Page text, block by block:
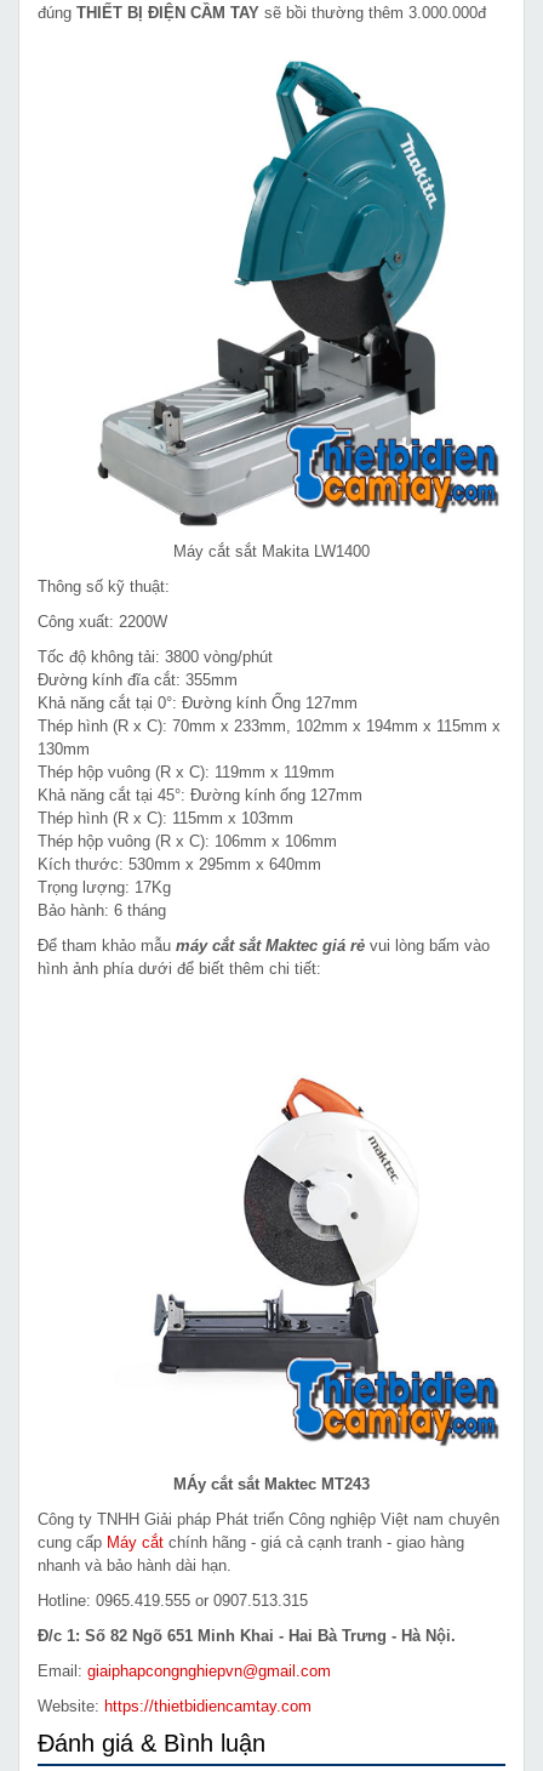
đúng THIẾT BỊ ĐIỆN CẦM TAY sẽ bồi thường thêm 3.000.000đ
Máy cắt sắt Makita LW1400
Thông số kỹ thuật:
Công xuất: 2200W
Tốc độ không tải: 3800 vòng/phút
Đường kính đĩa cắt: 355mm
Khả năng cắt tại 0°: Đường kính Ống 127mm
Thép hình (R x C): 70mm x 233mm, 102mm x 194mm x 115mm x
130mm
Thép hộp vuông (R x C): 119mm x 119mm
Khả năng cắt tại 45°: Đường kính ống 127mm
Thép hình (R x C): 115mm x 103mm
Thép hộp vuông (R x C): 106mm x 106mm
Kích thước: 530mm x 295mm x 640mm
Trọng lượng: 17Kg
Bảo hành: 6 tháng
Để tham khảo mẫu máy cắt sắt Maktec giá rẻ vui lòng bấm vào
hình ảnh phía dưới để biết thêm chi tiết:
MÁy cắt sắt Maktec MT243
Công ty TNHH Giải pháp Phát triển Công nghiệp Việt nam chuyên
cung cấp Máy cắt chính hãng - giá cả cạnh tranh - giao hàng
nhanh và bảo hành dài hạn.
Hotline: 0965.419.555 or 0907.513.315
Đ/c 1: Số 82 Ngõ 651 Minh Khai - Hai Bà Trưng - Hà Nội.
Email: giaiphapcongnghiepvn@gmail.com
Website: https://thietbidiencamtay.com
Đánh giá & Bình luận